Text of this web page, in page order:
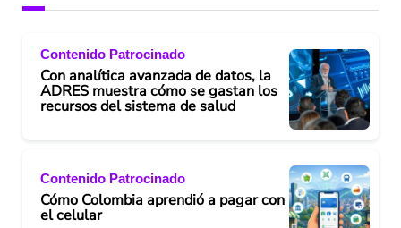
Contenido Patrocinado
Con analítica avanzada de datos, la
ADRES muestra cómo se gastan los
recursos del sistema de salud
Contenido Patrocinado
Cómo Colombia aprendió a pagar con
el celular